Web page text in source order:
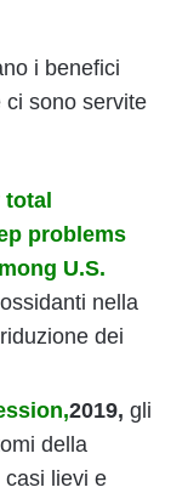
i benefici
ci sono servite
problems
U.S.
nella
dei
2019, gli
della
lievi e